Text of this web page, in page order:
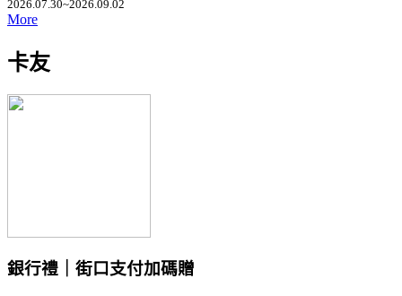
2026.07.30~2026.09.02
More
卡友
銀行禮｜街口支付加碼贈